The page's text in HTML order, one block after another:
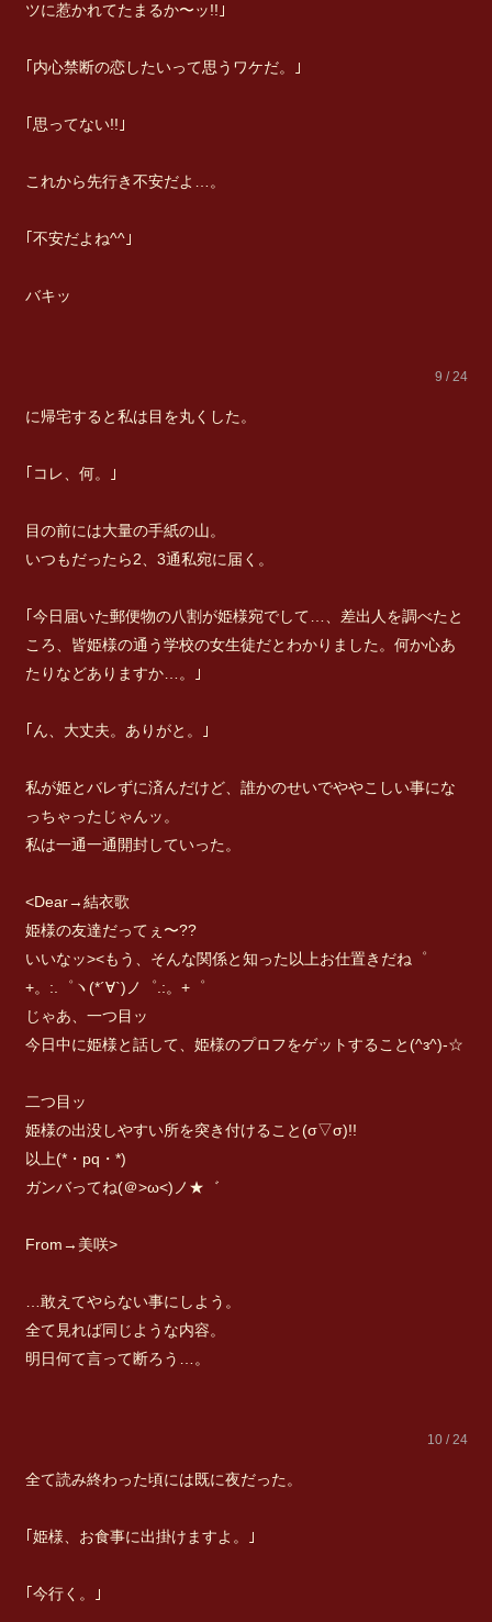
ツに惹かれてたまるか〜ッ!!｣
｢内心禁断の恋したいって思うワケだ。｣
｢思ってない!!｣
これから先行き不安だよ…。
｢不安だよね^^｣
バキッ
9 / 24
に帰宅すると私は目を丸くした。
｢コレ、何。｣
目の前には大量の手紙の山。
いつもだったら2、3通私宛に届く。
｢今日届いた郵便物の八割が姫様宛でして…、差出人を調べたと
ころ、皆姫様の通う学校の女生徒だとわかりました。何か心あ
たりなどありますか…。｣
｢ん、大丈夫。ありがと。｣
私が姫とバレずに済んだけど、誰かのせいでややこしい事にな
っちゃったじゃんッ。
私は一通一通開封していった。
<Dear→結衣歌
姫様の友達だってぇ〜??
いいなッ><もう、そんな関係と知った以上お仕置きだね゜
+。:.゜ヽ(*´∀`)ノ゜.:。+゜
じゃあ、一つ目ッ
今日中に姫様と話して、姫様のプロフをゲットすること(^з^)-☆
二つ目ッ
姫様の出没しやすい所を突き付けること(σ▽σ)!!
以上(*・pq・*)
ガンバってね(＠>ω<)ノ★゛
From→美咲>
…敢えてやらない事にしよう。
全て見れば同じような内容。
明日何て言って断ろう…。
10 / 24
全て読み終わった頃には既に夜だった。
｢姫様、お食事に出掛けますよ。｣
｢今行く。｣